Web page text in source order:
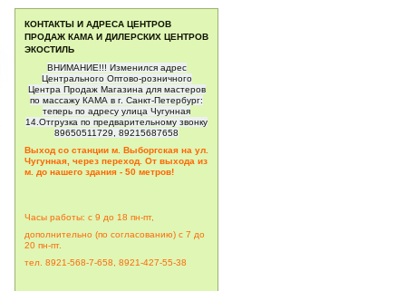
КОНТАКТЫ И АДРЕСА ЦЕНТРОВ
ПРОДАЖ КАМА И ДИЛЕРСКИХ ЦЕНТРОВ
ЭКОСТИЛЬ
ВНИМАНИЕ!!! Изменился адрес
Центрального Оптово-розничного
Центра Продаж Магазина для мастеров
по массажу КАМА в г. Санкт-Петербург:
теперь по адресу улица Чугунная
14.Отгрузка по предварительному звонку
89650511729, 89215687658
Выход со станции м. Выборгская на ул.
Чугунная, через переход. От выхода из
м. до нашего здания - 50 метров!
Часы работы: с 9 до 18 пн-пт,
дополнительно (по согласованию) с 7 до
20 пн-пт.
тел. 8921-568-7-658, 8921-427-55-38